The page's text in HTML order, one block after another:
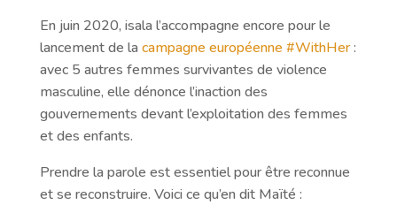
En juin 2020, isala l’accompagne encore pour le
lancement de la campagne européenne #WithHer:
avec 5 autres femmes survivantes de violence
masculine, elle dénonce l’inaction des
gouvernements devant l’exploitation des femmes
et des enfants.
Prendre la parole est essentiel pour être reconnue
et se reconstruire. Voici ce qu’en dit Maïté :